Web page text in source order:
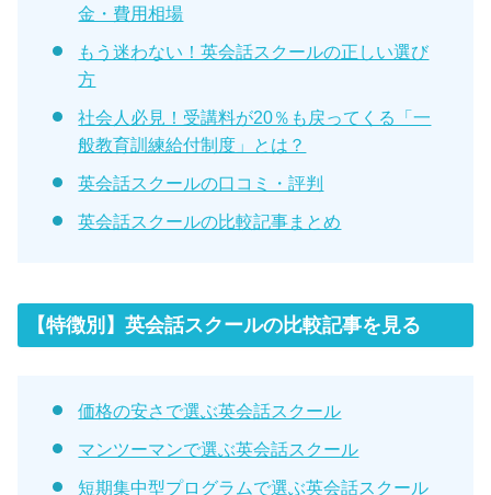
金・費用相場
もう迷わない！英会話スクールの正しい選び
方
社会人必見！受講料が20％も戻ってくる「一
般教育訓練給付制度」とは？
英会話スクールの口コミ・評判
英会話スクールの比較記事まとめ
【特徴別】英会話スクールの比較記事を見る
価格の安さで選ぶ英会話スクール
マンツーマンで選ぶ英会話スクール
短期集中型プログラムで選ぶ英会話スクール